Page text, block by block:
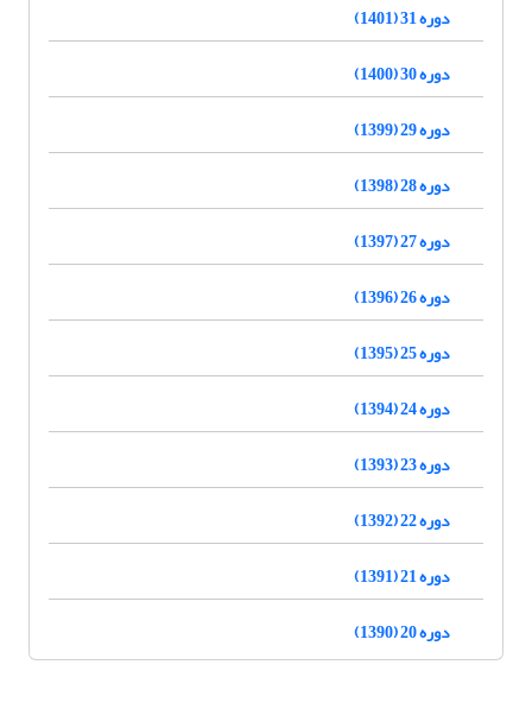
دوره 31 (1401)
دوره 30 (1400)
دوره 29 (1399)
دوره 28 (1398)
دوره 27 (1397)
دوره 26 (1396)
دوره 25 (1395)
دوره 24 (1394)
دوره 23 (1393)
دوره 22 (1392)
دوره 21 (1391)
دوره 20 (1390)